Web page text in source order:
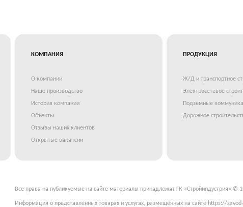
КОМПАНИЯ
О компании
Наше производство
История компании
Объекты
Отзывы наших клиентов
Открытые вакансии
ПРОДУКЦИЯ
Ж/Д и транспортное
Электросетевое
Подземные
Дорожное
Все права на публикуемые на сайте материалы принадлежат ГК «Стройиндустрия» ©
Информация о представленных товарах и услугах, размещенных на сайте https://